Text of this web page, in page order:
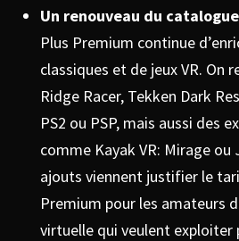
Un renouveau du
Plus Premium continue
classiques et de jeux VR. On
Ridge Racer, Tekken Dark
PS2 ou PSP, mais aussi des
comme Kayak VR: Mirage ou
ajouts viennent justifier le
Premium pour les amateurs
virtuelle qui veulent exploiter